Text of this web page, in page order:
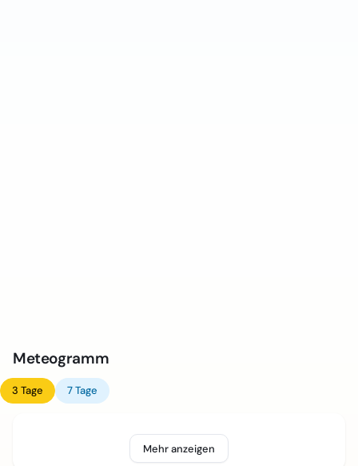
Meteogramm
3 Tage 7 Tage
Mehr anzeigen